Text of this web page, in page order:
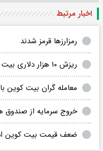
اخبار مرتبط
رمزارزها قرمز شدند
ریزش ۱۰ هزار دلاری بیت کوین؛ کف قیمت کجاست؟
معامله گران بیت کوین
خروج سرمایه از
ضعف قیمت بیت کوین